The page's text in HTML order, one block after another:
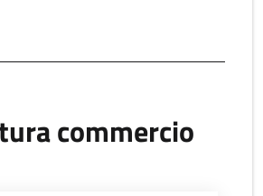
commercio